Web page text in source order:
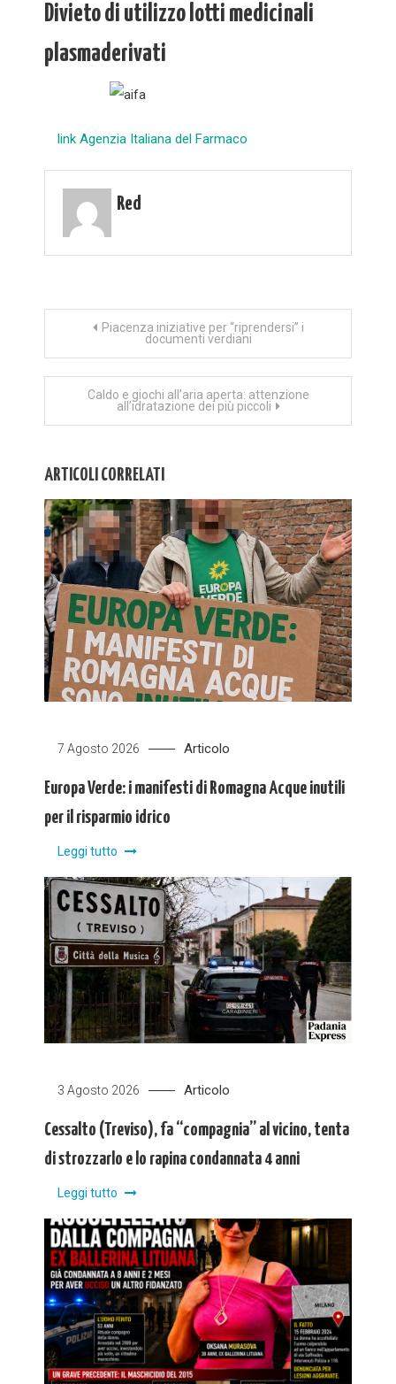
Divieto di utilizzo lotti medicinali
plasmaderivati
link Agenzia Italiana del Farmaco
Red
Navigazione
articoli
Piacenza iniziative per “riprendersi” i
documenti verdiani
Caldo e giochi all’aria aperta: attenzione
all’idratazione dei più piccoli
ARTICOLI CORRELATI
7 Agosto 2026 Articolo
Europa Verde: i manifesti di Romagna Acque inutili
per il risparmio idrico
Leggi tutto
3 Agosto 2026 Articolo
Cessalto (Treviso), fa “compagnia” al vicino, tenta
di strozzarlo e lo rapina condannata 4 anni
Leggi tutto